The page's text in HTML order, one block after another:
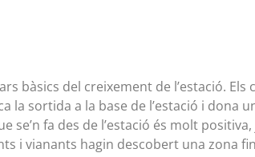
bàsics del creixement de l’estació. Els
la sortida a la base de l’estació i dona
se’n fa des de l’estació és molt
i vianants hagin descobert una zona